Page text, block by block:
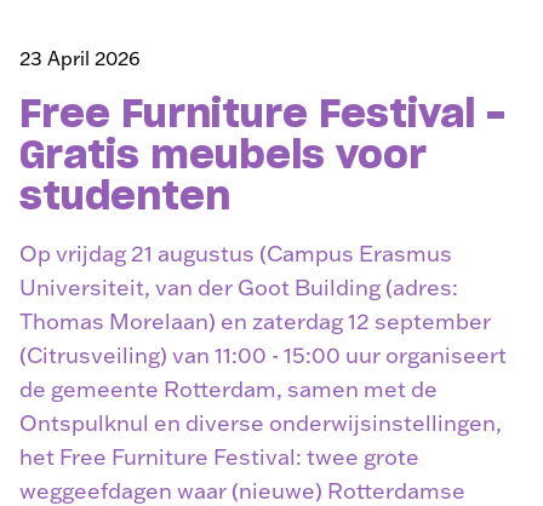
23 April 2026
Free Furniture Festival -
Gratis meubels voor
studenten
Op vrijdag 21 augustus (Campus Erasmus
Universiteit, van der Goot Building (adres:
Thomas Morelaan) en zaterdag 12 september
(Citrusveiling) van 11:00 - 15:00 uur organiseert
de gemeente Rotterdam, samen met de
Ontspulknul en diverse onderwijsinstellingen,
het Free Furniture Festival: twee grote
weggeefdagen waar (nieuwe) Rotterdamse